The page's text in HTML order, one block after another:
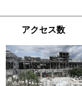
アクセス数